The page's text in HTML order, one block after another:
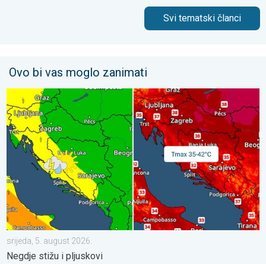
Svi tematski članci
Ovo bi vas moglo zanimati
Vrhunac toplinskog vala. Svježije u petak. Negdje stižu i
srijeda, 5. august 2026.
Negdje stižu i pljuskovi